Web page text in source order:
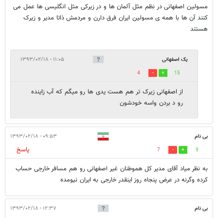
مسولین اصفهانی در نظم مثل آلمان ها و در زیرکی مثل انگلیسی ها عمل می
کنند آن ها با همه ی مسولین ایران فرق دارن و مردمش ذاتا مدیر و زیرک
هستند
یک اصفهانی ۱۱:۰۵ - ۱۳۹۳/۰۲/۱۸
15
4
از اصفهانی زیرک تر هم هست یدی ها رو میگم که آب زاینده
رو د بردن واسه خودشون
بی نام ۰۹:۵۳ - ۱۳۹۳/۰۲/۱۸
9
7
پاسخ
به نظر میاد آقای مدیر کل هموطنان غیر اصفهانی رو هم مسافر خارجی حساب
کرده وگرنه در عرض پنجاه روز اینقدر خارجی به ایران نیومده
بی نام ۱۲:۳۷ - ۱۳۹۳/۰۲/۱۸